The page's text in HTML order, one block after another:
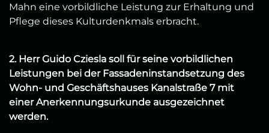
Mahn eine vorbildliche Leistung zur Erhaltung und
Pflege dieses Kulturdenkmals erbracht.
2. Herr Guido Cziesla soll für seine vorbildlichen
Leistungen bei der Fassadeninstandsetzung des
Wohn- und Geschäftshauses Kanalstraße 7 mit
einer Anerkennungsurkunde ausgezeichnet
werden.